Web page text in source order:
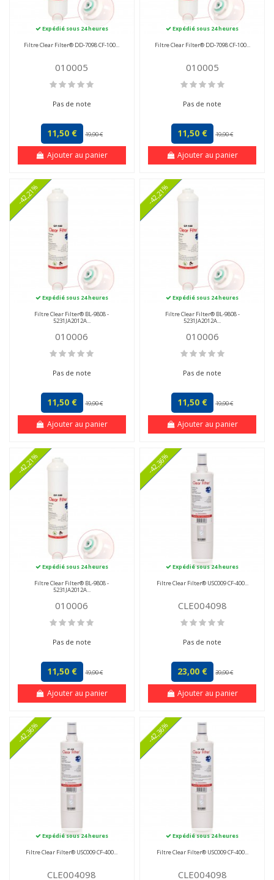
Expédié sous 24 heures
Filtre Clear Filter® DD-7098 CF-100...
010005
Pas de note
11,50 € 19,90 €
Ajouter au panier
Expédié sous 24 heures
Filtre Clear Filter® DD-7098 CF-100...
010005
Pas de note
11,50 € 19,90 €
Ajouter au panier
-42,21%
Expédié sous 24 heures
Filtre Clear Filter® BL-9808 -
5231JA2012A...
010006
Pas de note
11,50 € 19,90 €
Ajouter au panier
-42,21%
Expédié sous 24 heures
Filtre Clear Filter® BL-9808 -
5231JA2012A...
010006
Pas de note
11,50 € 19,90 €
Ajouter au panier
-42,21%
Expédié sous 24 heures
Filtre Clear Filter® BL-9808 -
5231JA2012A...
010006
Pas de note
11,50 € 19,90 €
Ajouter au panier
-42,36%
Expédié sous 24 heures
Filtre Clear Filter® USC009 CF-400...
CLE004098
Pas de note
23,00 € 39,90 €
Ajouter au panier
-42,36%
Expédié sous 24 heures
Filtre Clear Filter® USC009 CF-400...
CLE004098
-42,36%
Expédié sous 24 heures
Filtre Clear Filter® USC009 CF-400...
CLE004098